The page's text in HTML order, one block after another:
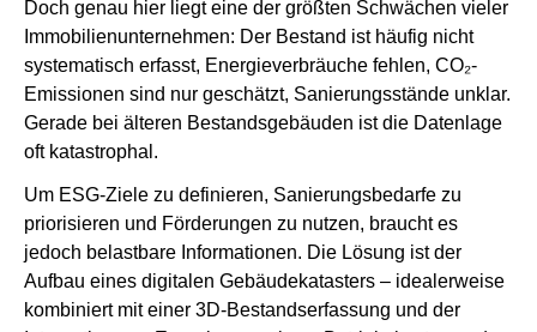
Doch genau hier liegt eine der größten Schwächen vieler
Immobilienunternehmen: Der Bestand ist häufig nicht
systematisch erfasst, Energieverbräuche fehlen, CO₂-
Emissionen sind nur geschätzt, Sanierungsstände unklar.
Gerade bei älteren Bestandsgebäuden ist die Datenlage
oft katastrophal.
Um ESG-Ziele zu definieren, Sanierungsbedarfe zu
priorisieren und Förderungen zu nutzen, braucht es
jedoch belastbare Informationen. Die Lösung ist der
Aufbau eines digitalen Gebäudekatasters – idealerweise
kombiniert mit einer 3D-Bestandserfassung und der